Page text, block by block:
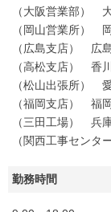
（大阪営業部）
（岡山営業所）
（広島支店） 広
（高松支店） 香
（松山出張所）
（福岡支店） 福
（三田工場） 兵
（関西工事セン
勤務時間